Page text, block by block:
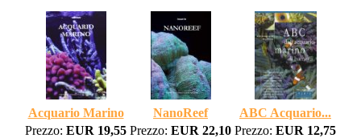
Acquario Marino NanoReef
ABC Acquario...
Prezzo: EUR 19,55 Prezzo: EUR 22,10 Prezzo: EUR 12,75